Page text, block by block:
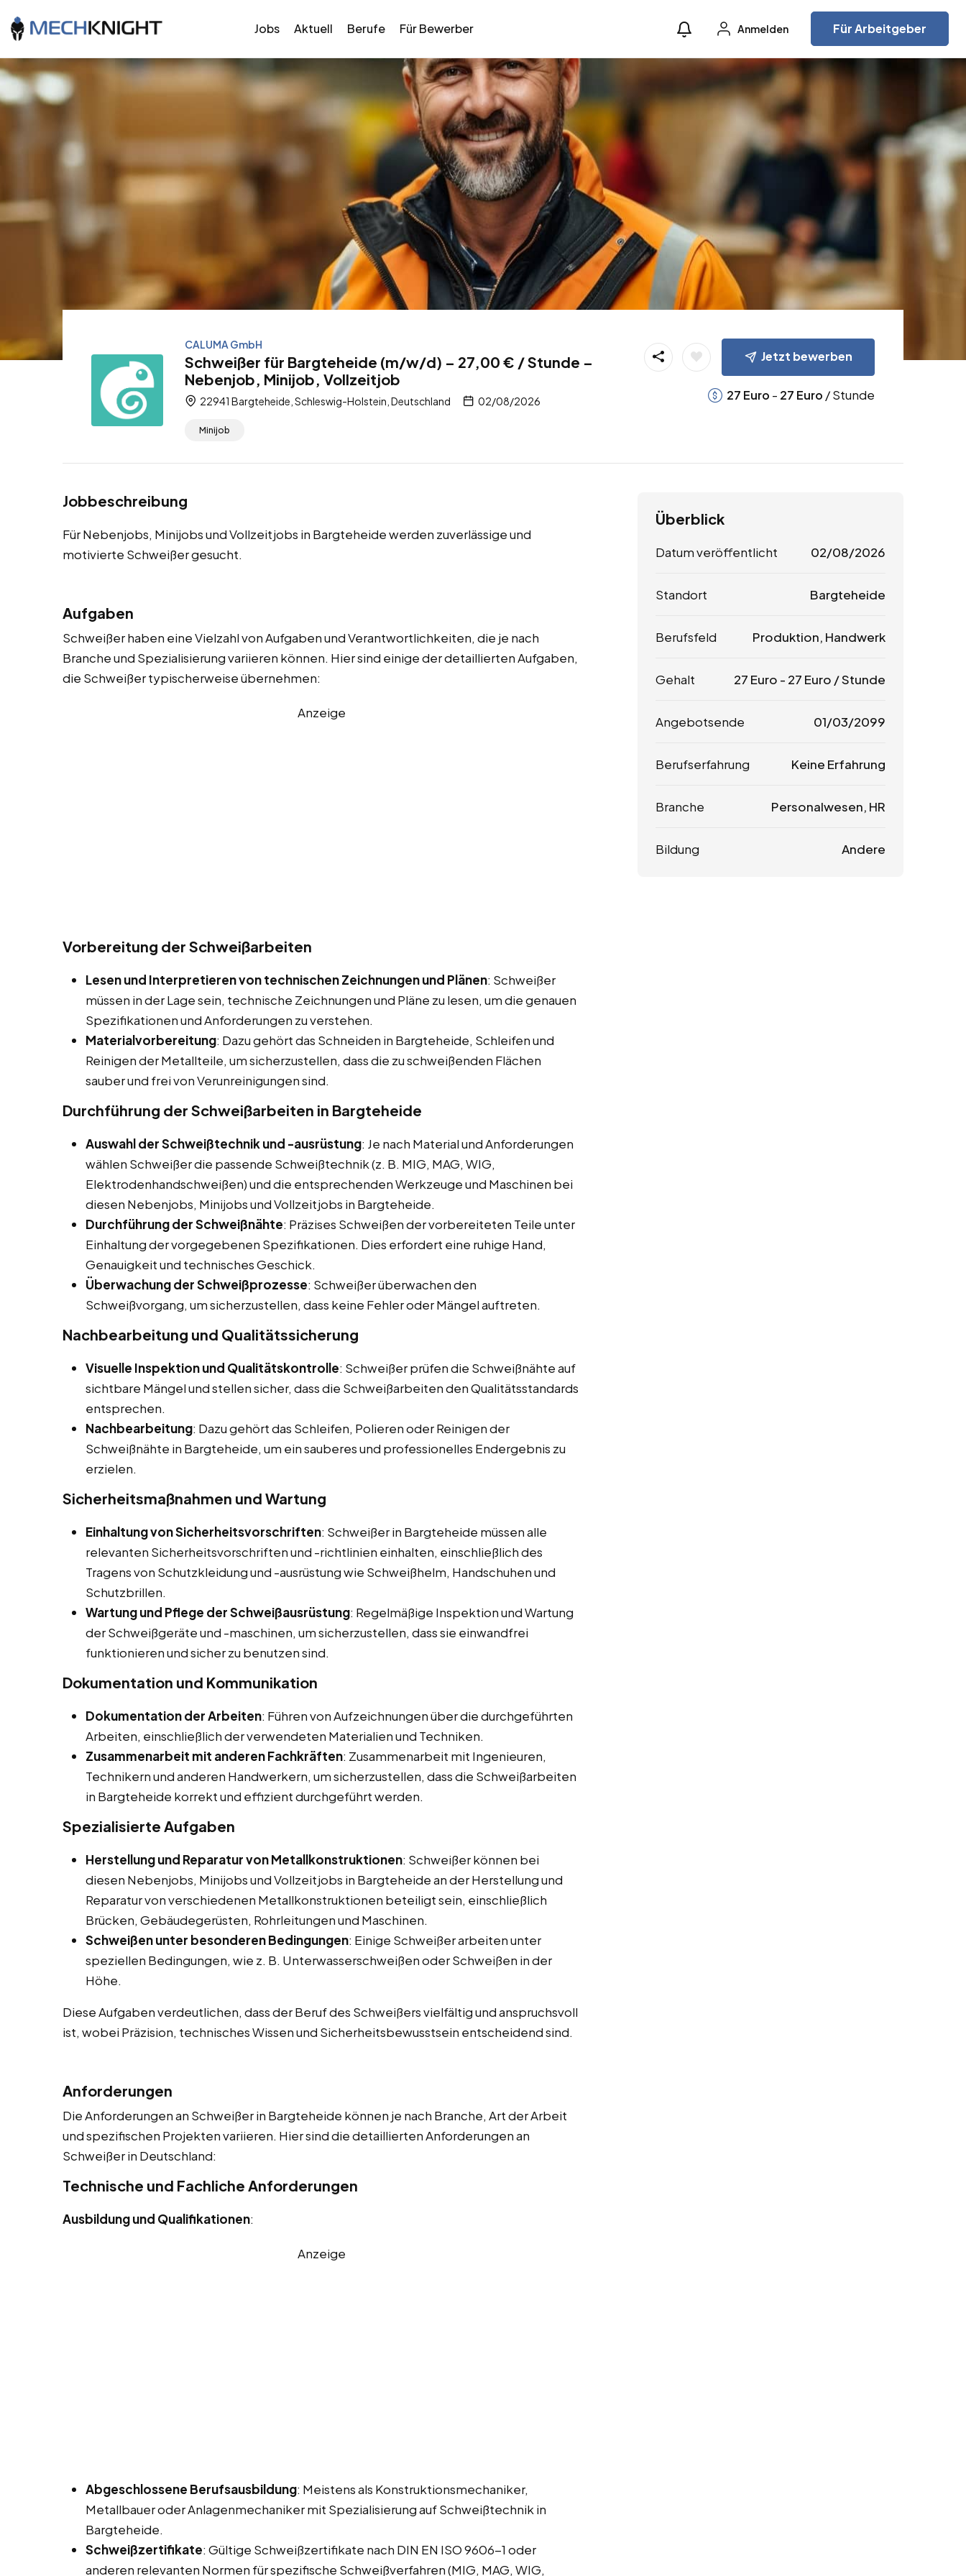
Jobs Aktuell Berufe Für Bewerber Anmelden Für Arbeitgeber
CALUMA GmbH
Schweißer für Bargteheide (m/w/d) – 27,00 € / Stunde –
Nebenjob, Minijob, Vollzeitjob
22941 Bargteheide, Schleswig-Holstein, Deutschland 02/08/2026
Minijob
Jetzt bewerben
27 Euro - 27 Euro / Stunde
Jobbeschreibung
Für Nebenjobs, Minijobs und Vollzeitjobs in Bargteheide werden zuverlässige und
motivierte Schweißer gesucht.
Aufgaben
Schweißer haben eine Vielzahl von Aufgaben und Verantwortlichkeiten, die je nach
Branche und Spezialisierung variieren können. Hier sind einige der detaillierten Aufgaben,
die Schweißer typischerweise übernehmen:
Anzeige
Vorbereitung der Schweißarbeiten
Lesen und Interpretieren von technischen Zeichnungen und Plänen: Schweißer
müssen in der Lage sein, technische Zeichnungen und Pläne zu lesen, um die genauen
Spezifikationen und Anforderungen zu verstehen.
Materialvorbereitung: Dazu gehört das Schneiden in Bargteheide, Schleifen und
Reinigen der Metallteile, um sicherzustellen, dass die zu schweißenden Flächen
sauber und frei von Verunreinigungen sind.
Durchführung der Schweißarbeiten in Bargteheide
Auswahl der Schweißtechnik und -ausrüstung: Je nach Material und Anforderungen
wählen Schweißer die passende Schweißtechnik (z. B. MIG, MAG, WIG,
Elektrodenhandschweißen) und die entsprechenden Werkzeuge und Maschinen bei
diesen Nebenjobs, Minijobs und Vollzeitjobs in Bargteheide.
Durchführung der Schweißnähte: Präzises Schweißen der vorbereiteten Teile unter
Einhaltung der vorgegebenen Spezifikationen. Dies erfordert eine ruhige Hand,
Genauigkeit und technisches Geschick.
Überwachung der Schweißprozesse: Schweißer überwachen den
Schweißvorgang, um sicherzustellen, dass keine Fehler oder Mängel auftreten.
Nachbearbeitung und Qualitätssicherung
Visuelle Inspektion und Qualitätskontrolle: Schweißer prüfen die Schweißnähte auf
sichtbare Mängel und stellen sicher, dass die Schweißarbeiten den Qualitätsstandards
entsprechen.
Nachbearbeitung: Dazu gehört das Schleifen, Polieren oder Reinigen der
Schweißnähte in Bargteheide, um ein sauberes und professionelles Endergebnis zu
erzielen.
Sicherheitsmaßnahmen und Wartung
Einhaltung von Sicherheitsvorschriften: Schweißer in Bargteheide müssen alle
relevanten Sicherheitsvorschriften und -richtlinien einhalten, einschließlich des
Tragens von Schutzkleidung und -ausrüstung wie Schweißhelm, Handschuhen und
Schutzbrillen.
Wartung und Pflege der Schweißausrüstung: Regelmäßige Inspektion und Wartung
der Schweißgeräte und -maschinen, um sicherzustellen, dass sie einwandfrei
funktionieren und sicher zu benutzen sind.
Dokumentation und Kommunikation
Dokumentation der Arbeiten: Führen von Aufzeichnungen über die durchgeführten
Arbeiten, einschließlich der verwendeten Materialien und Techniken.
Zusammenarbeit mit anderen Fachkräften: Zusammenarbeit mit Ingenieuren,
Technikern und anderen Handwerkern, um sicherzustellen, dass die Schweißarbeiten
in Bargteheide korrekt und effizient durchgeführt werden.
Spezialisierte Aufgaben
Herstellung und Reparatur von Metallkonstruktionen: Schweißer können bei
diesen Nebenjobs, Minijobs und Vollzeitjobs in Bargteheide an der Herstellung und
Reparatur von verschiedenen Metallkonstruktionen beteiligt sein, einschließlich
Brücken, Gebäudegerüsten, Rohrleitungen und Maschinen.
Schweißen unter besonderen Bedingungen: Einige Schweißer arbeiten unter
speziellen Bedingungen, wie z. B. Unterwasserschweißen oder Schweißen in der
Höhe.
Diese Aufgaben verdeutlichen, dass der Beruf des Schweißers vielfältig und anspruchsvoll
ist, wobei Präzision, technisches Wissen und Sicherheitsbewusstsein entscheidend sind.
Anforderungen
Die Anforderungen an Schweißer in Bargteheide können je nach Branche, Art der Arbeit
und spezifischen Projekten variieren. Hier sind die detaillierten Anforderungen an
Schweißer in Deutschland:
Technische und Fachliche Anforderungen
Ausbildung und Qualifikationen:
Anzeige
Abgeschlossene Berufsausbildung: Meistens als Konstruktionsmechaniker,
Metallbauer oder Anlagenmechaniker mit Spezialisierung auf Schweißtechnik in
Bargteheide.
Schweißzertifikate: Gültige Schweißzertifikate nach DIN EN ISO 9606-1 oder
anderen relevanten Normen für spezifische Schweißverfahren (MIG, MAG, WIG,
Überblick
Datum veröffentlicht 02/08/2026
Standort Bargteheide
Berufsfeld Produktion, Handwerk
Gehalt 27 Euro - 27 Euro / Stunde
Angebotsende 01/03/2099
Berufserfahrung Keine Erfahrung
Branche Personalwesen, HR
Bildung Andere